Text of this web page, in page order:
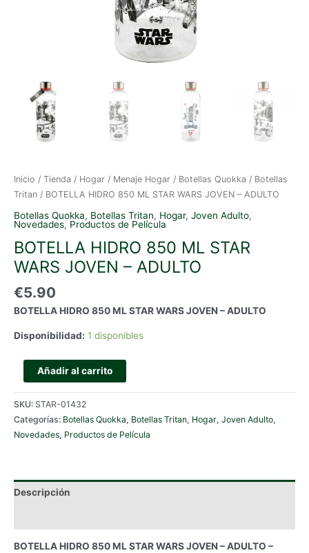
Inicio / Tienda / Hogar / Menaje Hogar / Botellas Quokka / Botellas
Tritan / BOTELLA HIDRO 850 ML STAR WARS JOVEN – ADULTO
Botellas Quokka, Botellas Tritan, Hogar, Joven Adulto,
Novedades, Productos de Película
BOTELLA HIDRO 850 ML STAR
WARS JOVEN – ADULTO
€5.90
BOTELLA HIDRO 850 ML STAR WARS JOVEN – ADULTO
Disponibilidad: 1 disponibles
BOTELLA
HIDRO
STAR
ADULTO
Añadir al carrito
SKU: STAR-01432
Categorías: Botellas Quokka, Botellas Tritan, Hogar, Joven Adulto,
Novedades, Productos de Película
Descripción
BOTELLA HIDRO 850 ML STAR WARS JOVEN – ADULTO –